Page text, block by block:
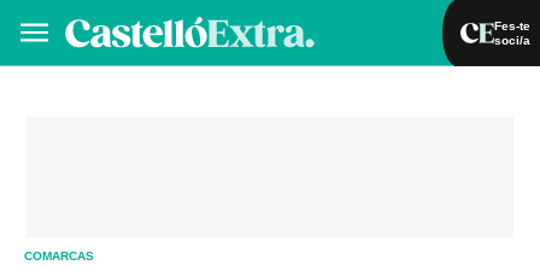
Fes-te
soci/a
COMARCAS